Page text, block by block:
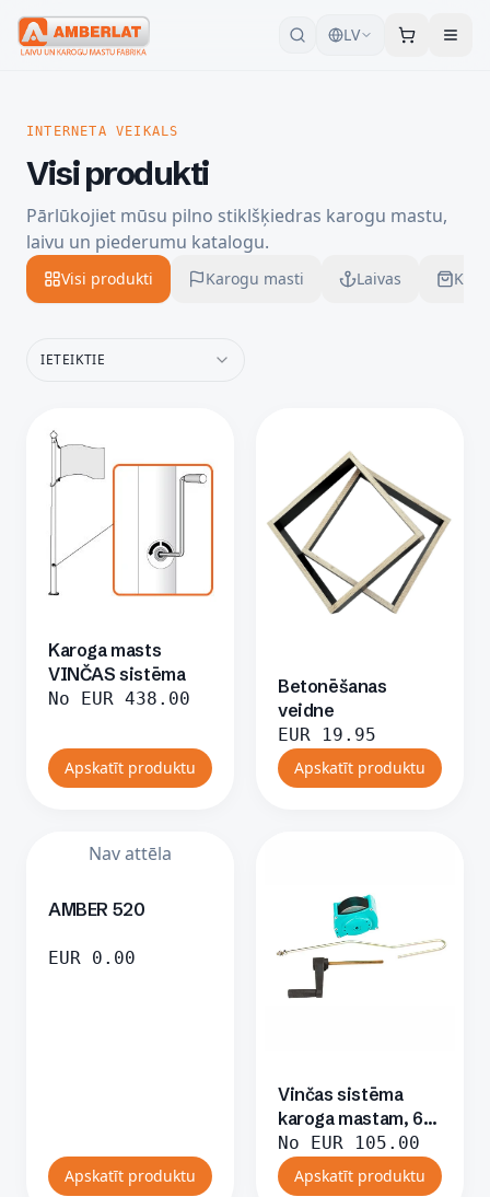
LV
INTERNETA VEIKALS
Visi produkti
Pārlūkojiet mūsu pilno stiklšķiedras karogu mastu,
laivu un piederumu katalogu.
Visi produkti Karogu masti Laivas
IETEIKTIE
Karoga masts
VINČAS sistēma
No EUR 438.00
Apskatīt produktu
Betonēšanas
veidne
EUR
19.95
Apskatīt produktu
Nav attēla
AMBER 520
EUR 0.00
Apskatīt produktu
Vinčas sistēma
karoga mastam, 6-
8m
No EUR
105.00
Apskatīt produktu